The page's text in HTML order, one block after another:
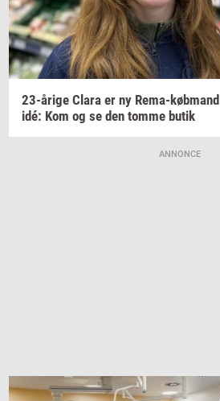
23-​årige Clara er ny Rema-​købmand
idé: Kom og se den tomme butik
ANNONCE